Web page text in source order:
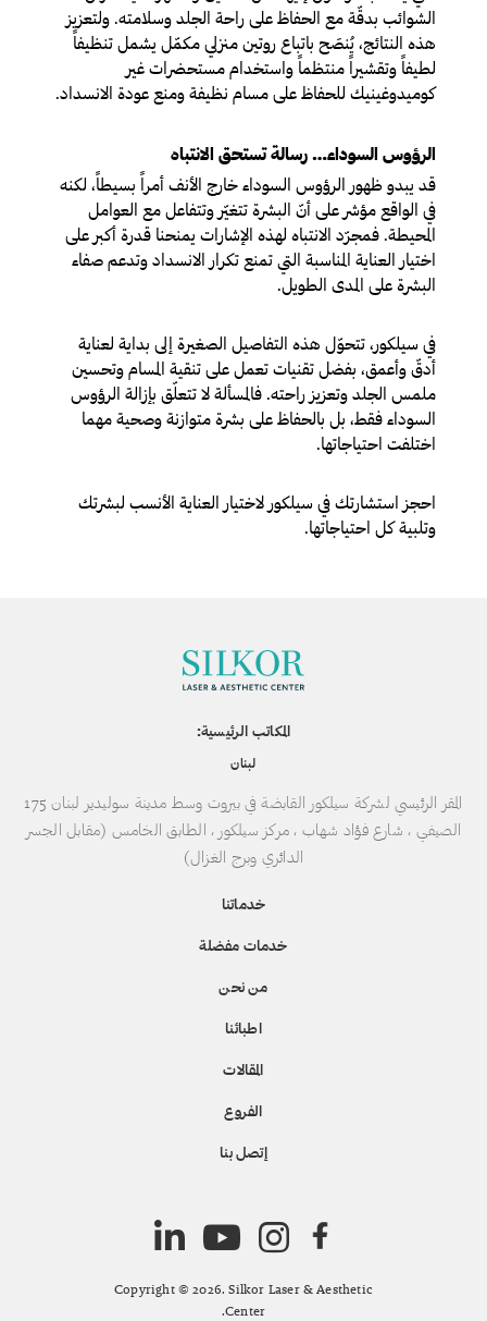
الشوائب بدقّة مع الحفاظ على راحة الجلد وسلامته. ولتعزيز
هذه النتائج، يُنصَح باتباع روتين منزلي مكمّل يشمل تنظيفاً
لطيفاً وتقشيراً منتظماً واستخدام مستحضرات غير
كوميدوغينيك للحفاظ على مسام نظيفة ومنع عودة الانسداد.
الرؤوس السوداء… رسالة تستحق الانتباه
قد يبدو ظهور الرؤوس السوداء خارج الأنف أمراً بسيطاً، لكنه
في الواقع مؤشر على أنّ البشرة تتغيّر وتتفاعل مع العوامل
المحيطة. فمجرّد الانتباه لهذه الإشارات يمنحنا قدرة أكبر على
اختيار العناية المناسبة التي تمنع تكرار الانسداد وتدعم صفاء
البشرة على المدى الطويل.
في سيلكور، تتحوّل هذه التفاصيل الصغيرة إلى بداية لعناية
أدقّ وأعمق، بفضل تقنيات تعمل على تنقية المسام وتحسين
ملمس الجلد وتعزيز راحته. فالمسألة لا تتعلّق بإزالة الرؤوس
السوداء فقط، بل بالحفاظ على بشرة متوازنة وصحية مهما
اختلفت احتياجاتها.
احجز استشارتك في سيلكور لاختيار العناية الأنسب لبشرتك
وتلبية كل احتياجاتها.
المكاتب الرئيسية:
لبنان
المقر الرئيسي لشركة سيلكور القابضة في بيروت وسط مدينة سوليدير لبنان 175
الصيفي ، شارع فؤاد شهاب ، مركز سيلكور ، الطابق الخامس (مقابل الجسر
الدائري وبرج الغزال)
خدماتنا
خدمات مفضلة
من نحن
اطبائنا
المقالات
الفروع
إتصل بنا
Copyright © 2026. Silkor Laser & Aesthetic
Center.